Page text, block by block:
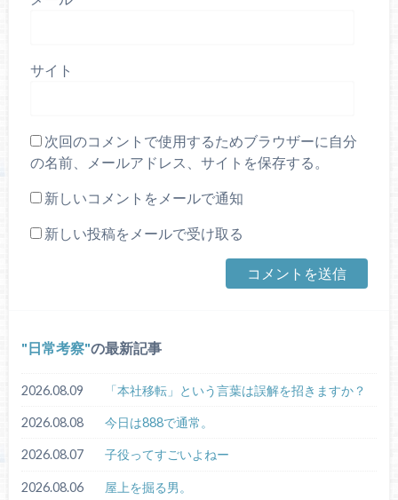
サイト
次回のコメントで使用するためブラウザーに自分
の名前、メールアドレス、サイトを保存する。
新しいコメントをメールで通知
新しい投稿をメールで受け取る
日常考察 の最新記事
2026.08.09 「本社移転」という言葉は誤解を招きますか？
2026.08.08 今日は888で通常。
2026.08.07 子役ってすごいよねー
2026.08.06 屋上を掘る男。